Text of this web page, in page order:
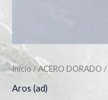
Inicio /ACERO DORADO /
Aros (ad)